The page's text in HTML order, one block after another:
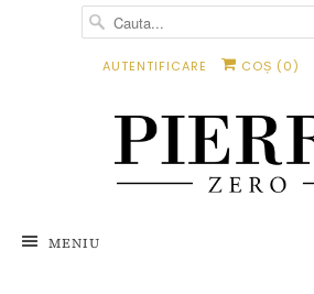
AUTENTIFICARE COȘ (0)
MENIU